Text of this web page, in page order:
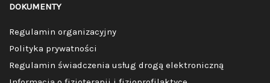
DOKUMENTY
Regulamin organizacyjny
Polityka prywatności
Regulamin świadczenia usług drogą elektroniczną